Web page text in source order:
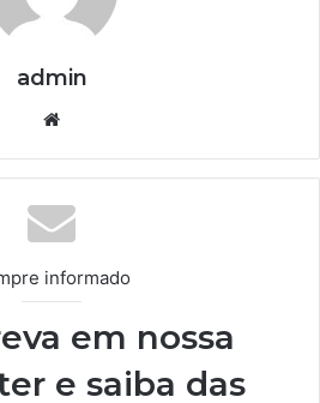
admin
te
informado
em nossa
e saiba das